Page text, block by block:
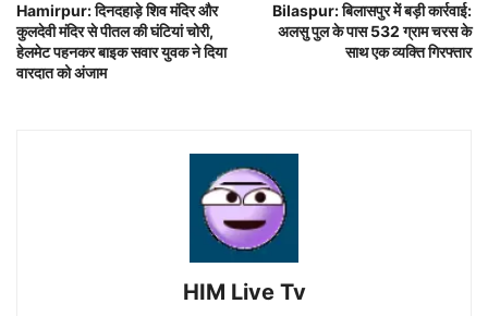
Hamirpur: दिनदहाड़े शिव मंदिर और
कुलदेवी मंदिर से पीतल की घंटियां चोरी,
हेलमेट पहनकर बाइक सवार युवक ने दिया
वारदात को अंजाम
Bilaspur: बिलासपुर में बड़ी कार्रवाई:
अलसु पुल के पास 532 ग्राम चरस के
साथ एक व्यक्ति गिरफ्तार
HIM Live Tv